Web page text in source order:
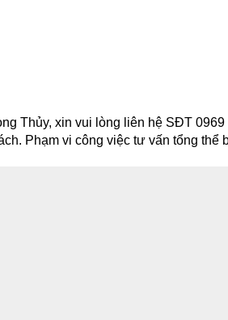
Thủy, xin vui lòng liên hệ SĐT
Phạm vi công việc tư vấn tổng thể